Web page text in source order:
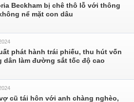
Beckham bị chê thô lỗ với thông
nể mặt con dâu
phát hành trái phiếu, thu hút vốn
dân làm đường sắt tốc độ cao
cũ tái hôn với anh chàng nghèo,